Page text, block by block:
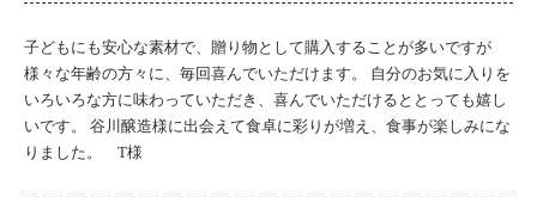
子どもにも安心な素材で、贈り物として購入することが多いですが
様々な年齢の方々に、毎回喜んでいただけます。 自分のお気に入りを
いろいろな方に味わっていただき、喜んでいただけるととっても嬉し
いです。 谷川醸造様に出会えて食卓に彩りが増え、食事が楽しみにな
りました。 T様